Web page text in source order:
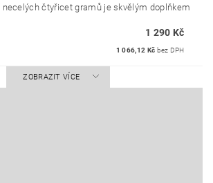
necelých čtyřicet gramů je skvělým doplňkem
1 290 Kč
1 066,12 Kč bez DPH
ZOBRAZIT VÍCE